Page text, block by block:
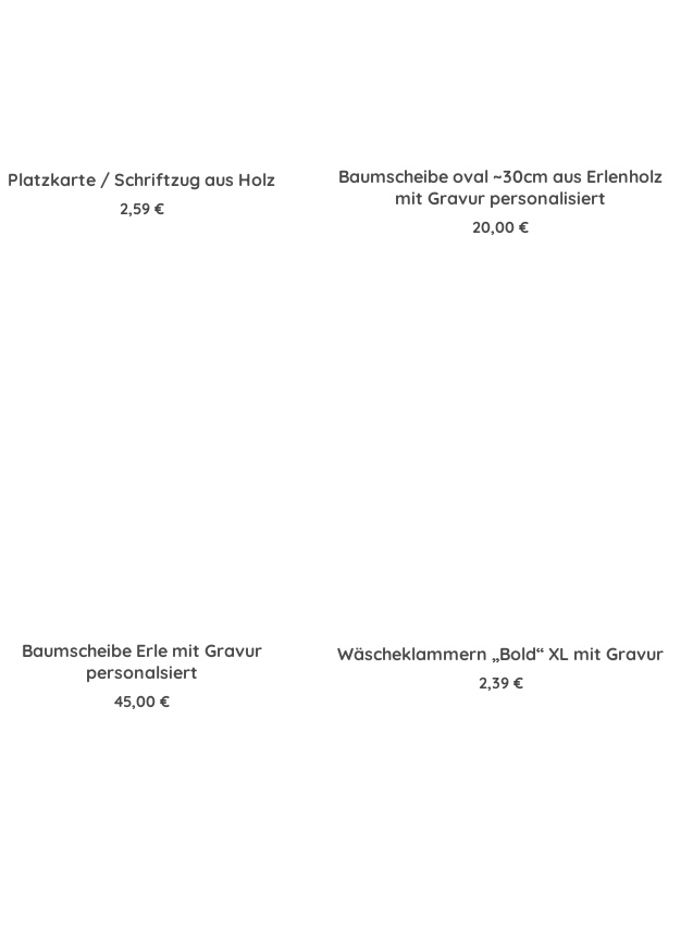
Platzkarte / Schriftzug aus Holz
2,59 €
Baumscheibe oval ~30cm aus Erlenholz
mit Gravur personalisiert
20,00 €
Baumscheibe Erle mit Gravur
personalsiert
45,00 €
Wäscheklammern „Bold“ XL mit Gravur
2,39 €